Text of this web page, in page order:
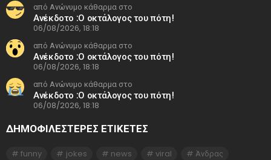
από Ανώνυμο κάθαρμα στο
Ανέκδοτο :Ο οκτάλογος του πότη!
06/08/2026, 18:18
από Ανώνυμο κάθαρμα στο
Ανέκδοτο :Ο οκτάλογος του πότη!
06/08/2026, 18:18
από Ανώνυμο κάθαρμα στο
Ανέκδοτο :Ο οκτάλογος του πότη!
06/08/2026, 18:18
ΔΗΜΟΦΙΛΕΣΤΕΡΕΣ ΕΤΙΚΈΤΕΣ
funny jokes news viral
Άνδρας